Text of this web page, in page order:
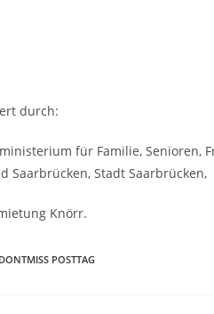
durch:
für Familie, Senioren,
Saarbrücken, Stadt Saarbrücken,
Knörr.
DONTMISS POSTTAG